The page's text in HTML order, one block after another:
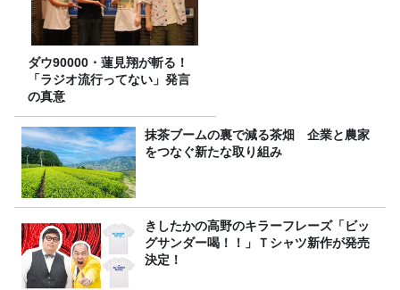
ダウ90000・蓮見翔が斬る！
「ラジオ流行ってない」発言
の真意
抹茶ブームの裏で減る茶畑 企業と農家
をつなぐ新たな取り組み
きしたかの高野のキラーフレーズ「ビッ
グサンダー喝！！」Ｔシャツ新作が発売
決定！